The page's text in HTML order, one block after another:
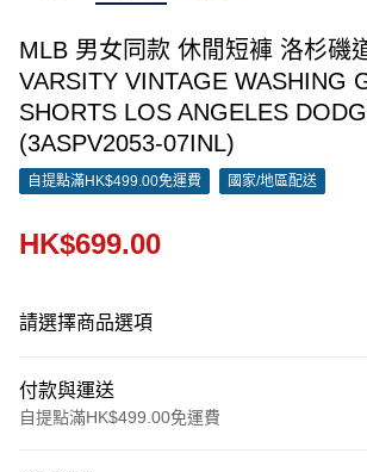
MLB 男女同款 休閒短褲 洛杉磯
VARSITY VINTAGE WASHING
SHORTS LOS ANGELES
(3ASPV2053-07INL)
自提點滿HK$499.00免運費 國家/地區配送
HK$699.00
請選擇商品選項
付款與運送
自提點滿HK$499.00免運費